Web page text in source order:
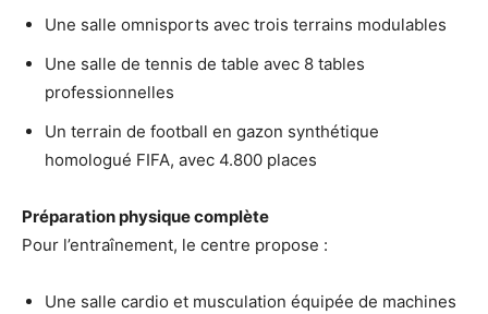
Une salle omnisports avec trois terrains modulables
Une salle de tennis de table avec 8 tables
professionnelles
Un terrain de football en gazon synthétique
homologué FIFA, avec 4.800 places
Préparation physique complète
Pour l’entraînement, le centre propose :
Une salle cardio et musculation équipée de machines